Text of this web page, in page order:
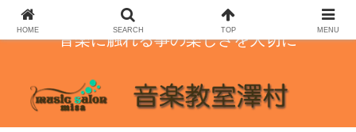
音楽に触れる事の楽しさを大切に
HOME SEARCH TOP MENU